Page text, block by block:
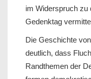
im Widerspruch zu
Gedenktag
Die Geschichte
deutlich, dass
Randthemen der